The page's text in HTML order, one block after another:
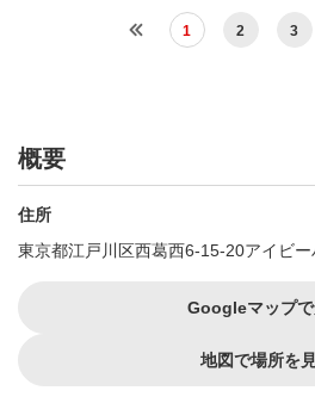
1 2 3
概要
住所
東京都江戸川区西葛西6-15-20アイビ
Googleマップ
地図で場所を